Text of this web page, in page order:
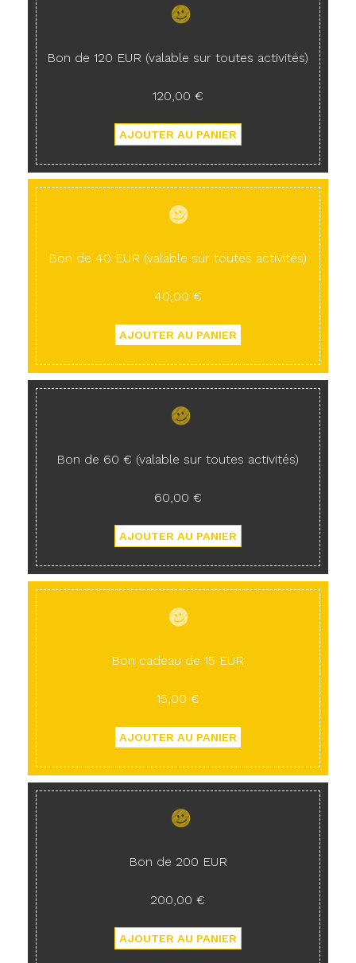
Bon de 120 EUR (valable sur toutes activités)
120,00 €
Bon de 40 EUR (valable sur toutes activités)
40,00 €
Bon de 60 € (valable sur toutes activités)
60,00 €
Bon cadeau de 15 EUR
15,00 €
Bon de 200 EUR
200,00 €